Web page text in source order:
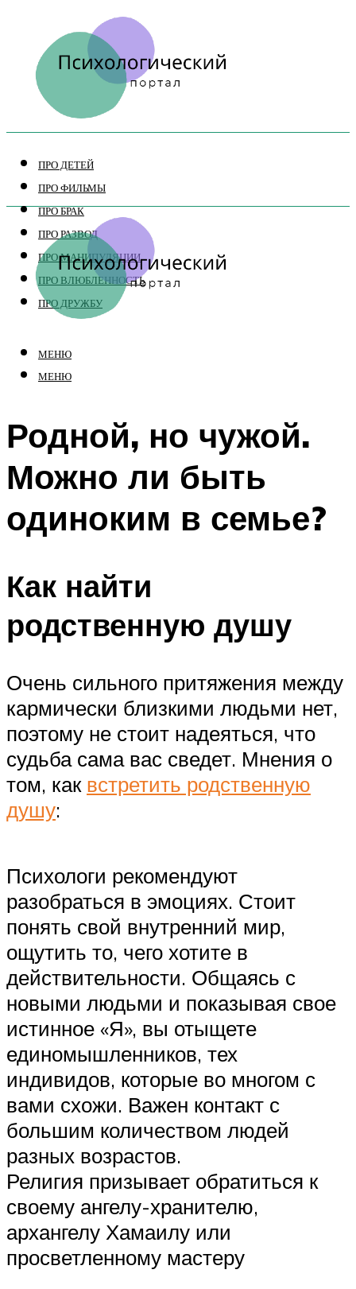
ПРО ДЕТЕЙ
ПРО ФИЛЬМЫ
ПРО БРАК
ПРО РАЗВОД
ПРО МАНИПУЛЯЦИИ
ПРО ВЛЮБЛЕННОСТЬ
ПРО ДРУЖБУ
МЕНЮ
МЕНЮ
Родной, но чужой.
Можно ли быть
одиноким в семье?
Как найти
родственную душу
Очень сильного притяжения между
кармически близкими людьми нет,
поэтому не стоит надеяться, что
судьба сама вас сведет. Мнения о
том, как встретить родственную
душу:
Психологи рекомендуют
разобраться в эмоциях. Стоит
понять свой внутренний мир,
ощутить то, чего хотите в
действительности. Общаясь с
новыми людьми и показывая свое
истинное «Я», вы отыщете
единомышленников, тех
индивидов, которые во многом с
вами схожи. Важен контакт с
большим количеством людей
разных возрастов.
Религия призывает обратиться к
своему ангелу-хранителю,
архангелу Хамаилу или
просветленному мастеру